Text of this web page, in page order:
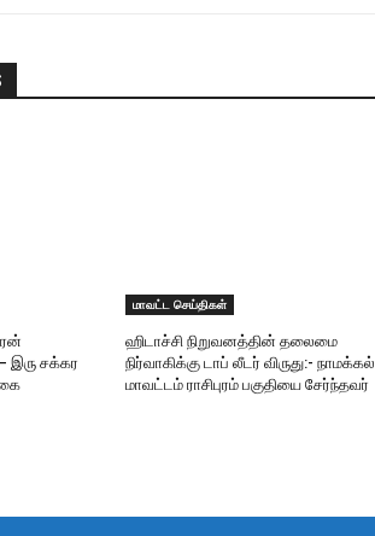
இரு சக்கர
மாவட்ட செய்திகள்
ஹிடாச்சி நிறுவனத்தின் தலைமை
நிர்வாகிக்கு டாப் லீடர் விருது:- நாமக்கல்
மாவட்டம் ராசிபுரம் பகுதியை சேர்ந்தவர்